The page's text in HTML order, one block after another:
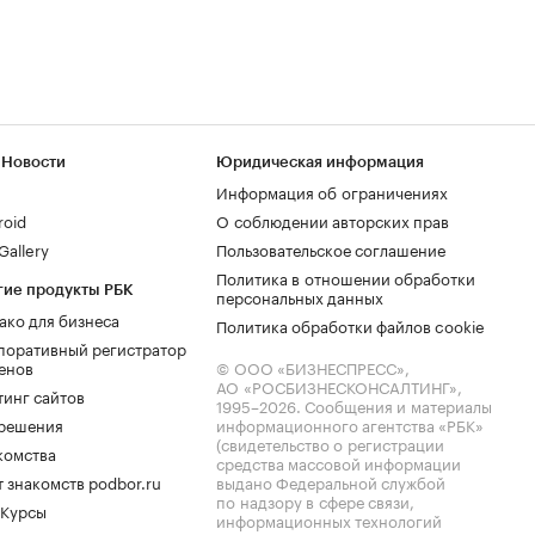
продукты РБК
для бизнеса
регистратор
сайтов
знакомств podbor.ru
Юридическая информация
Информация об ограничениях
О соблюдении авторских прав
Пользовательское соглашение
Политика в отношении обработки
персональных данных
Политика обработки файлов cookie
© ООО «БИЗНЕСПРЕСС»,
АО «РОСБИЗНЕСКОНСАЛТИНГ»,
1995–2026. Сообщения и материалы
информационного агентства «РБК»
(свидетельство о регистрации
средства массовой информации
выдано Федеральной службой
по надзору в сфере связи,
информационных технологий